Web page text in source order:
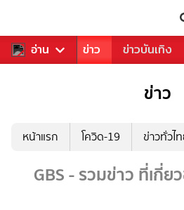
อ่าน
คุณ กีฬา ข่าว ข่าวบันเทิง
ข่าว
หน้าแรก โควิด-19 ข่าวทั่วไ
GBS - รวมข่าว ที่เกี่